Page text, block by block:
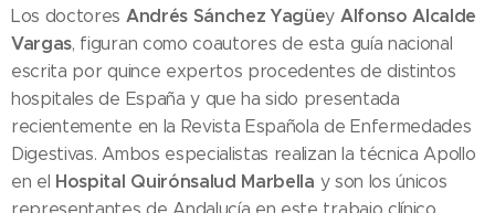
Los doctores Andrés Sánchez Yagüey Alfonso Alcalde
Vargas, figuran como coautores de esta guía nacional
escrita por quince expertos procedentes de distintos
hospitales de España y que ha sido presentada
recientemente en la Revista Española de Enfermedades
Digestivas. Ambos especialistas realizan la técnica Apollo
en el Hospital Quirónsalud Marbella y son los únicos